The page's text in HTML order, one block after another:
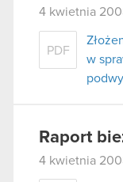
4 kwietnia
PDF
w
Raport
4 kwietnia